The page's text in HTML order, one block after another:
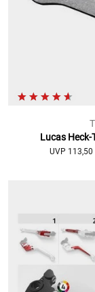
Lucas
UVP 113,50